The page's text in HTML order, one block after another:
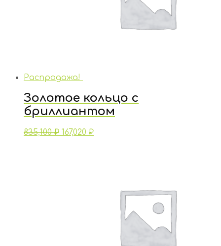
Распродажа!
Золотое кольцо с
бриллиантом
835,100₽ 167,020 ₽